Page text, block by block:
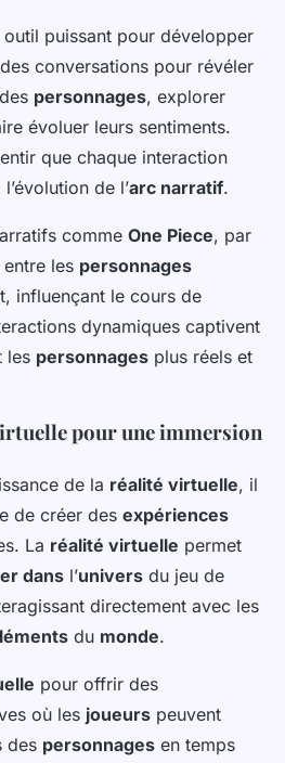
puissant pour développer
conversations pour révéler
personnages, explorer
évoluer leurs sentiments.
que chaque interaction
de l’arc narratif.
comme One Piece, par
les personnages
influençant le cours de
dynamiques captivent
les personnages plus réels et
pour une immersion
de la réalité virtuelle, il
de créer des expériences
La réalité virtuelle permet
dans l’univers du jeu de
directement avec les
du monde.
pour offrir des
où les joueurs peuvent
des personnages en temps